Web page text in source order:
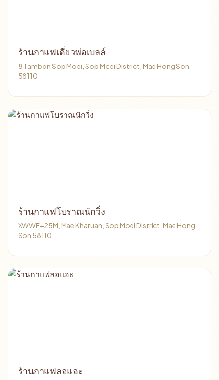
ร้านกาแฟเดี่ยวพ่อเบลล์
8 Tambon Sop Moei, Sop Moei District, Mae Hong Son
58110
ร้านกาแฟโบราณนักวิ่ง
XWWF+25M, Mae Khatuan, Sop Moei District, Mae Hong
Son 58110
ร้านกาแฟลอแอะ